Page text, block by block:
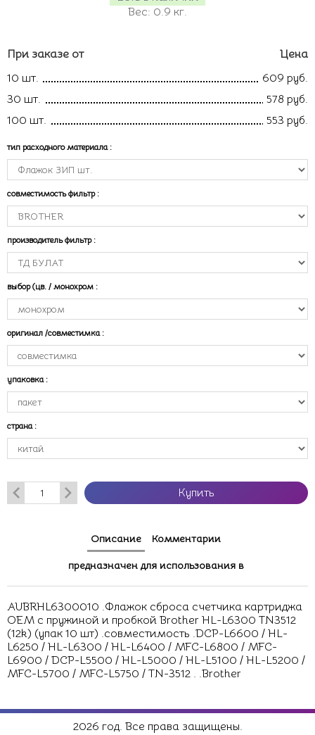
Вес: 0.9 кг.
При заказе от
Цена
10 шт.
609 руб.
30 шт.
578 руб.
100 шт.
553 руб.
тип расходного материала :
совместимость фильтр :
производитель фильтр :
выбор (цв. / монохром :
оригинал /совместимка :
упаковка :
страна :
Купить
Описание Комментарии
предназначен для использования в
AUBRHL6300010 .Флажок сброса счетчика картриджа
OEM с пружиной и пробкой Brother HL-L6300 TN3512
(12k) (упак 10 шт) .совместимость .DCP-L6600 / HL-
L6250 / HL-L6300 / HL-L6400 / MFC-L6800 / MFC-
L6900 / DCP-L5500 / HL-L5000 / HL-L5100 / HL-L5200 /
MFC-L5700 / MFC-L5750 / TN-3512 . .Brother
2026 год. Все права защищены.